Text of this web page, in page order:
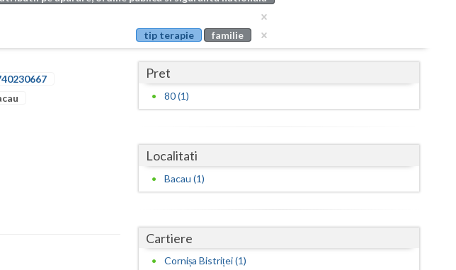
Buzau
Calarasi
Caras-Severin
Giurgiu
tip terapie familie
Pret
80 (1)
Localitati
Bacau (1)
Cartiere
Cornișa Bistriței (1)